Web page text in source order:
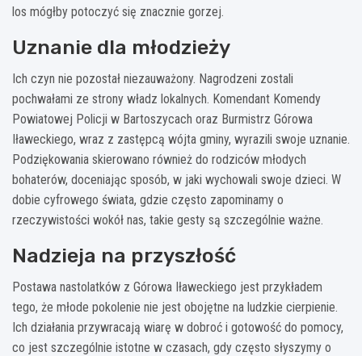
los mógłby potoczyć się znacznie gorzej.
Uznanie dla młodzieży
Ich czyn nie pozostał niezauważony. Nagrodzeni zostali
pochwałami ze strony władz lokalnych. Komendant Komendy
Powiatowej Policji w Bartoszycach oraz Burmistrz Górowa
Iławeckiego, wraz z zastępcą wójta gminy, wyrazili swoje uznanie.
Podziękowania skierowano również do rodziców młodych
bohaterów, doceniając sposób, w jaki wychowali swoje dzieci. W
dobie cyfrowego świata, gdzie często zapominamy o
rzeczywistości wokół nas, takie gesty są szczególnie ważne.
Nadzieja na przyszłość
Postawa nastolatków z Górowa Iławeckiego jest przykładem
tego, że młode pokolenie nie jest obojętne na ludzkie cierpienie.
Ich działania przywracają wiarę w dobroć i gotowość do pomocy,
co jest szczególnie istotne w czasach, gdy często słyszymy o